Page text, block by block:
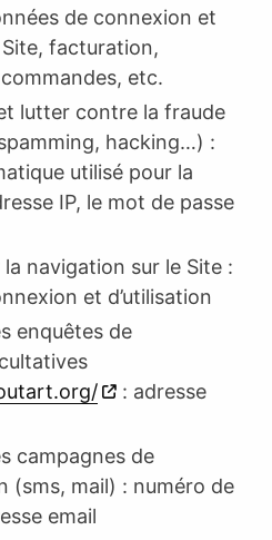
de connexion et
Site, facturation,
etc.
lutter contre la fraude
hacking…) :
utilisé pour la
IP, le mot de passe
navigation sur le Site :
et d’utilisation
enquêtes de
: adresse
campagnes de
(sms, mail) : numéro de
email